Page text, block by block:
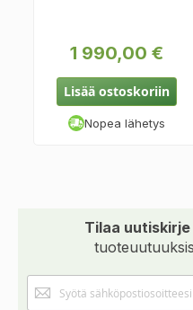
1 990,00 €
Lisää ostoskoriin
Nopea lähetys
Tilaa uutiskirje
uutiskirjeemme: